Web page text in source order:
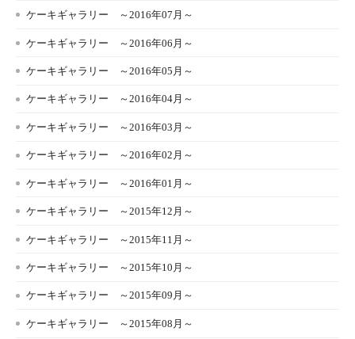
ケーキギャラリー ～2016年07月～
ケーキギャラリー ～2016年06月～
ケーキギャラリー ～2016年05月～
ケーキギャラリー ～2016年04月～
ケーキギャラリー ～2016年03月～
ケーキギャラリー ～2016年02月～
ケーキギャラリー ～2016年01月～
ケーキギャラリー ～2015年12月～
ケーキギャラリー ～2015年11月～
ケーキギャラリー ～2015年10月～
ケーキギャラリー ～2015年09月～
ケーキギャラリー ～2015年08月～